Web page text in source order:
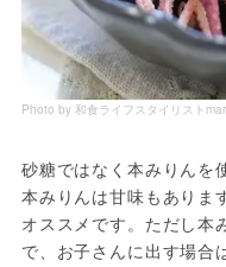
Photo by 和食ライフスタイリスト
砂糖ではなく本みりんを
本みりんは甘味もありま
オススメです。ただし本
で、お子さんに出す場合